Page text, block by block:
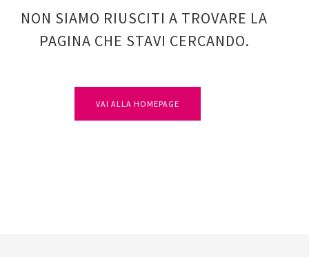
NON SIAMO RIUSCITI A TROVARE LA
PAGINA CHE STAVI CERCANDO.
VAI ALLA HOMEPAGE